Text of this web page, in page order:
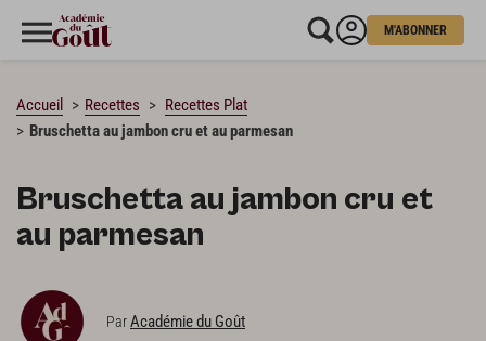
M'ABONNER
Accueil Recettes
Recettes Plat
Bruschetta au jambon cru et au parmesan
Bruschetta au jambon cru et
au parmesan
ParAcadémie du Goût
CHARGEMENT…